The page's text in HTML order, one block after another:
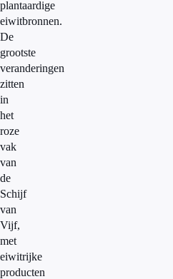
plantaardige
eiwitbronnen.
De
grootste
veranderingen
zitten
in
het
roze
vak
van
de
Schijf
van
Vijf,
met
eiwitrijke
producten